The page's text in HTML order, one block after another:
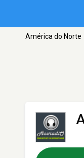
América do Norte